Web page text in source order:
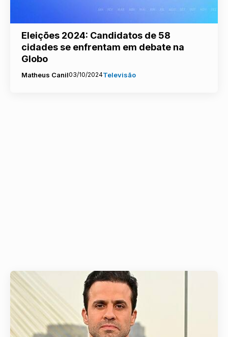
Eleições 2024: Candidatos de 58
cidades se enfrentam em debate na
Globo
Matheus Canil03/10/2024Televisão